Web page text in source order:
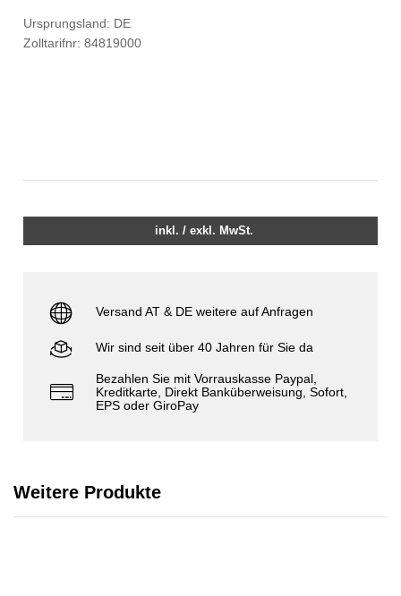
Ursprungsland: DE
Zolltarifnr: 84819000
inkl. / exkl. MwSt.
Versand AT & DE weitere auf Anfragen
Wir sind seit über 40 Jahren für Sie da
Bezahlen Sie mit Vorrauskasse Paypal,
Kreditkarte, Direkt Banküberweisung, Sofort,
EPS oder GiroPay
Weitere Produkte